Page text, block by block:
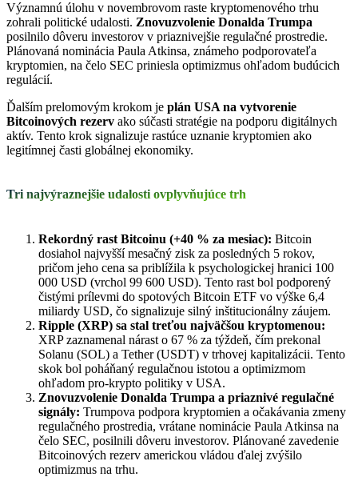
Významnú úlohu v novembrovom raste kryptomenového trhu
zohrali politické udalosti. Znovuzvolenie Donalda Trumpa
posilnilo dôveru investorov v priaznivejšie regulačné prostredie.
Plánovaná nominácia Paula Atkinsa, známeho podporovateľa
kryptomien, na čelo SEC priniesla optimizmus ohľadom budúcich
regulácií.
Ďalším prelomovým krokom je plán USA na vytvorenie
Bitcoinových rezerv ako súčasti stratégie na podporu digitálnych
aktív. Tento krok signalizuje rastúce uznanie kryptomien ako
legitímnej časti globálnej ekonomiky.
Tri najvýraznejšie udalosti ovplyvňujúce trh
Rekordný rast Bitcoinu (+40 % za mesiac): Bitcoin
dosiahol najvyšší mesačný zisk za posledných 5 rokov,
pričom jeho cena sa priblížila k psychologickej hranici 100
000 USD (vrchol 99 600 USD). Tento rast bol podporený
čistými prílevmi do spotových Bitcoin ETF vo výške 6,4
miliardy USD, čo signalizuje silný inštitucionálny záujem.
Ripple (XRP) sa stal treťou najväčšou kryptomenou:
XRP zaznamenal nárast o 67 % za týždeň, čím prekonal
Solanu (SOL) a Tether (USDT) v trhovej kapitalizácii. Tento
skok bol poháňaný regulačnou istotou a optimizmom
ohľadom pro-krypto politiky v USA.
Znovuzvolenie Donalda Trumpa a priaznivé regulačné
signály: Trumpova podpora kryptomien a očakávania zmeny
regulačného prostredia, vrátane nominácie Paula Atkinsa na
čelo SEC, posilnili dôveru investorov. Plánované zavedenie
Bitcoinových rezerv americkou vládou ďalej zvýšilo
optimizmus na trhu.